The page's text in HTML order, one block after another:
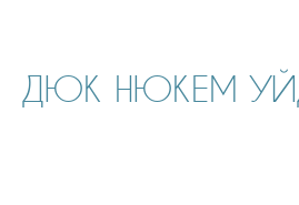
ДЮК НЮКЕМ